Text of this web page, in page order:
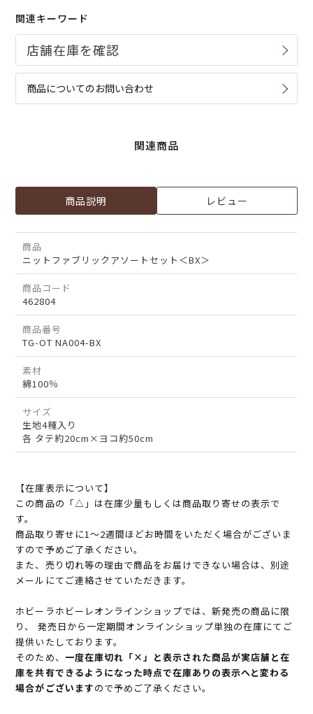
関連キーワード
商品についてのお問い合わせ
関連商品
商品説明 レビュー
商品
ニットファブリックアソートセット＜BX＞
商品コード
462804
商品番号
TG-OT NA004-BX
素材
綿100％
サイズ
生地4種入り
各 タテ約20cm×ヨコ約50cm
【在庫表示について】
この商品の「△」は在庫少量もしくは商品取り寄せの表示で
す。
商品取り寄せに1～2週間ほどお時間をいただく場合がございま
すので予めご了承ください。
また、売り切れ等の理由で商品をお届けできない場合は、別途
メールにてご連絡させていただきます。
ホビーラホビーレオンラインショップでは、新発売の商品に限
り、 発売日から一定期間オンラインショップ単独の在庫にてご
提供いたしております。
そのため、 一度在庫切れ「×」と表示された商品が実店舗と在
庫を共有できるようになった時点で在庫ありの表示へと変わる
場合がございますので予めご了承ください。